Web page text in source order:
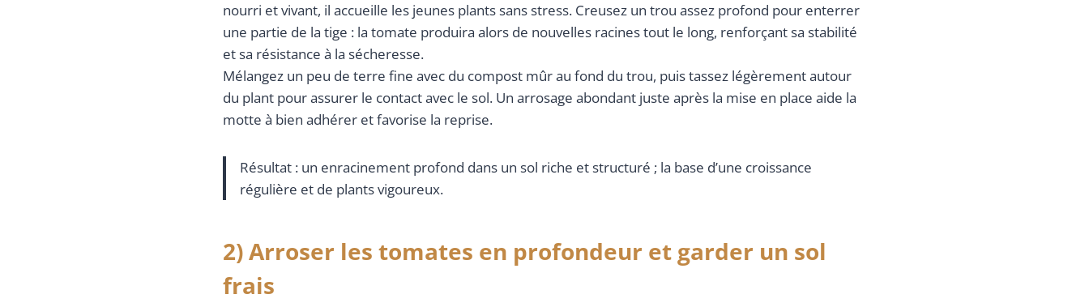
nourri et vivant, il accueille les jeunes plants sans stress. Creusez un trou assez profond pour enterrer
une partie de la tige : la tomate produira alors de nouvelles racines tout le long, renforçant sa stabilité
et sa résistance à la sécheresse.
Mélangez un peu de terre fine avec du compost mûr au fond du trou, puis tassez légèrement autour
du plant pour assurer le contact avec le sol. Un arrosage abondant juste après la mise en place aide la
motte à bien adhérer et favorise la reprise.
Résultat : un enracinement profond dans un sol riche et structuré ; la base d’une croissance
régulière et de plants vigoureux.
2) Arroser les tomates en profondeur et garder un sol
frais